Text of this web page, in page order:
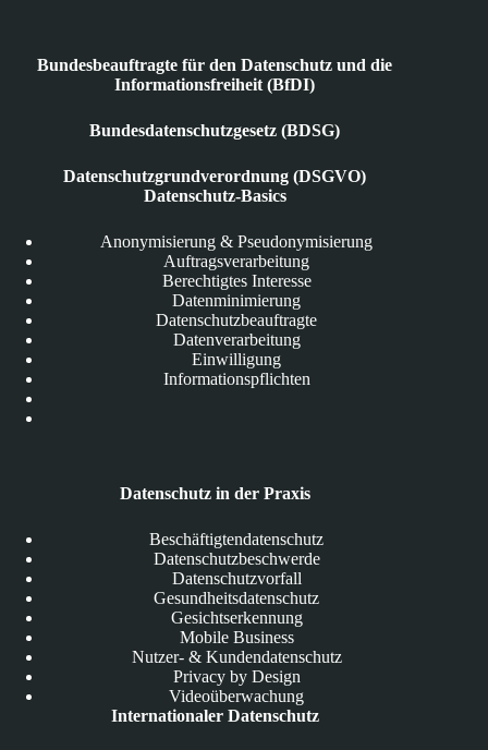
Bundesbeauftragte für den Datenschutz und die
Informationsfreiheit (BfDI)
Bundesdatenschutzgesetz (BDSG)
Datenschutzgrundverordnung (DSGVO)
Datenschutz-Basics
Anonymisierung & Pseudonymisierung
Auftragsverarbeitung
Berechtigtes Interesse
Datenminimierung
Datenschutzbeauftragte
Datenverarbeitung
Einwilligung
Informationspflichten
Datenschutz in der Praxis
Beschäftigtendatenschutz
Datenschutzbeschwerde
Datenschutzvorfall
Gesundheitsdatenschutz
Gesichtserkennung
Mobile Business
Nutzer- & Kundendatenschutz
Privacy by Design
Videoüberwachung
Internationaler Datenschutz